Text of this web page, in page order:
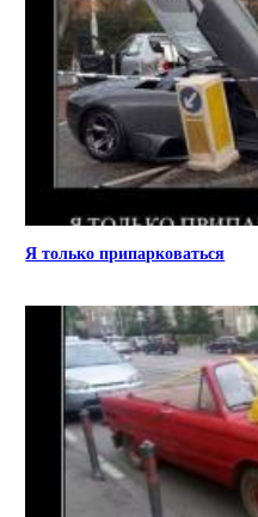
Я только припарковаться